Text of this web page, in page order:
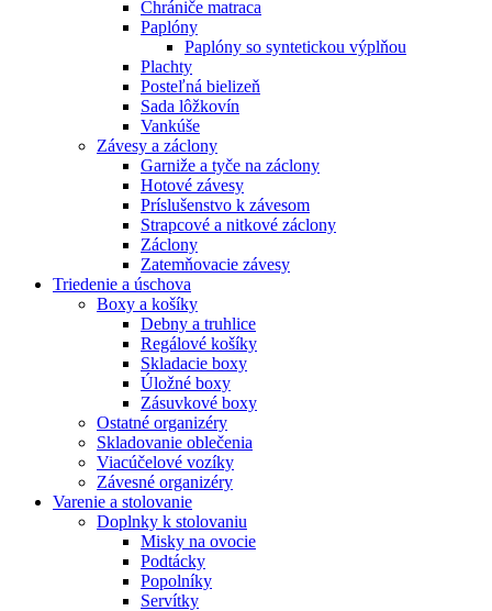
Chrániče matraca
Paplóny
Paplóny so syntetickou výplňou
Plachty
Posteľná bielizeň
Sada lôžkovín
Vankúše
Závesy a záclony
Garniže a tyče na záclony
Hotové závesy
Príslušenstvo k závesom
Strapcové a nitkové záclony
Záclony
Zatemňovacie závesy
Triedenie a úschova
Boxy a košíky
Debny a truhlice
Regálové košíky
Skladacie boxy
Úložné boxy
Zásuvkové boxy
Ostatné organizéry
Skladovanie oblečenia
Viacúčelové vozíky
Závesné organizéry
Varenie a stolovanie
Doplnky k stolovaniu
Misky na ovocie
Podtácky
Popolníky
Servítky